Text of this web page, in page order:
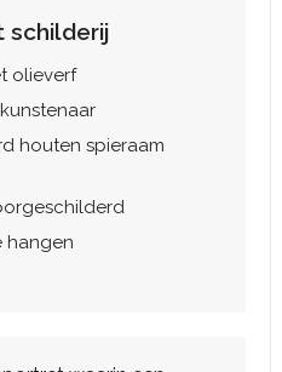
schilderij
olieverf
houten spieraam
hangen